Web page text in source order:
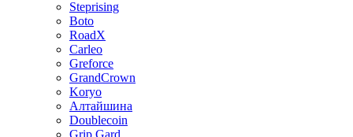
Steprising
Boto
RoadX
Carleo
Greforce
GrandCrown
Koryo
Алтайшина
Doublecoin
Grip Gard